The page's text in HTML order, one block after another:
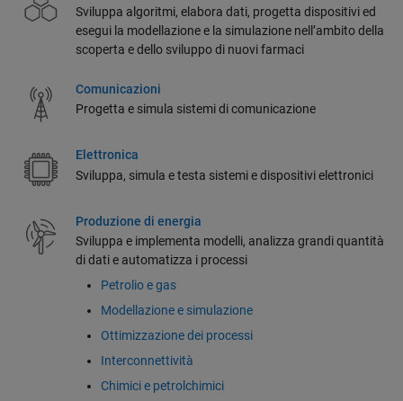
Sviluppa algoritmi, elabora dati, progetta dispositivi ed
esegui la modellazione e la simulazione nell’ambito della
scoperta e dello sviluppo di nuovi farmaci
Comunicazioni
Progetta e simula sistemi di comunicazione
Elettronica
Sviluppa, simula e testa sistemi e dispositivi elettronici
Produzione di energia
Sviluppa e implementa modelli, analizza grandi quantità
di dati e automatizza i processi
Petrolio e gas
Modellazione e simulazione
Ottimizzazione dei processi
Interconnettività
Chimici e petrolchimici